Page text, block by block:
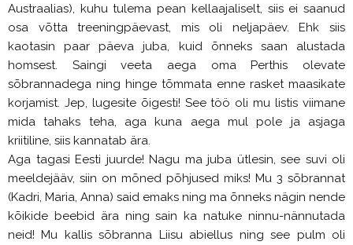
Austraalias), kuhu tulema pean kellaajaliselt, siis ei saanud
osa võtta treeningpäevast, mis oli neljapäev. Ehk siis
kaotasin paar päeva juba, kuid õnneks saan alustada
homsest. Saingi veeta aega oma Perthis olevate
sõbrannadega ning hinge tõmmata enne rasket maasikate
korjamist. Jep, lugesite õigesti! See töö oli mu listis viimane
mida tahaks teha, aga kuna aega mul pole ja asjaga
kriitiline, siis kannatab ära.
Aga tagasi Eesti juurde! Nagu ma juba ütlesin, see suvi oli
meeldejääv, siin on mõned põhjused miks! Mu 3 sõbrannat
(Kadri, Maria, Anna) said emaks ning ma õnneks nägin nende
kõikide beebid ära ning sain ka natuke ninnu-nännutada
neid! Mu kallis sõbranna Liisu abiellus ning see pulm oli